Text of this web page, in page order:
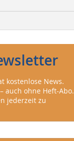
kostenlose News.
auch ohne Heft-Abo.
jederzeit zu